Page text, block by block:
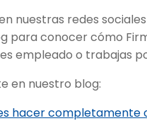
nuestras redes
para conocer cómo
empleado o trabajas
en nuestro blog:
hacer completamente